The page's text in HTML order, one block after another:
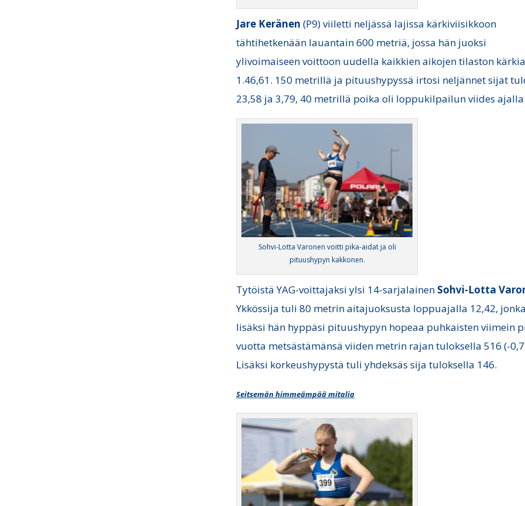
Jare Keränen (P9) viiletti neljässä lajissa kärkiviisikkoon
tähtihetkenään lauantain 600 metriä, jossa hän juoksi
ylivoimaiseen voittoon uudella kaikkien aikojen tilaston
1.46,61. 150 metrillä ja pituushypyssä irtosi neljännet sijat
23,58 ja 3,79, 40 metrillä poika oli loppukilpailun viides ajalla
Sohvi-Lotta Varonen voitti pika-aidat ja oli
pituushypyn kakkonen.
Tytöistä YAG-voittajaksi ylsi 14-sarjalainen Sohvi-Lotta
Ykkössija tuli 80 metrin aitajuoksusta loppuajalla 12,42,
lisäksi hän hyppäsi pituushypyn hopeaa puhkaisten viimein
vuotta metsästämänsä viiden metrin rajan tuloksella 516 (-
Lisäksi korkeushypystä tuli yhdeksäs sija tuloksella 146.
Seitsemän himmeämpää mitalia